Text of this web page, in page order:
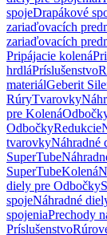
spojeDrapákové
zariaďovacích
zariaďovacích
Pripájacie kolená
hrdláPríslušenstvo
materiálGeberit
RúryTvarovky
pre Kolená
OdbočkyRedukcie
tvarovkyNáhradné
SuperTube
SuperTubeKolená
diely pre Odbočky
spojeNáhradné
spojeniaPrechody
Príslušenstvo